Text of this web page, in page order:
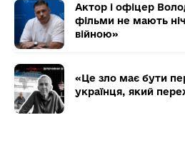
Актор і офіцер
фільми не мають
війною»
«Це зло має бути
українця, який